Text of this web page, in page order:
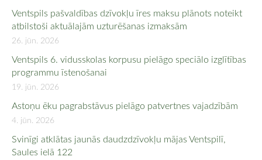
Ventspils pašvaldības dzīvokļu īres maksu plānots noteikt
atbilstoši aktuālajām uzturēšanas izmaksām
26. jūn. 2026
Ventspils 6. vidusskolas korpusu pielāgo speciālo izglītības
programmu īstenošanai
19. jūn. 2026
Astoņu ēku pagrabstāvus pielāgo patvertnes vajadzībām
4. jūn. 2026
Svinīgi atklātas jaunās daudzdzīvokļu mājas Ventspilī,
Saules ielā 122